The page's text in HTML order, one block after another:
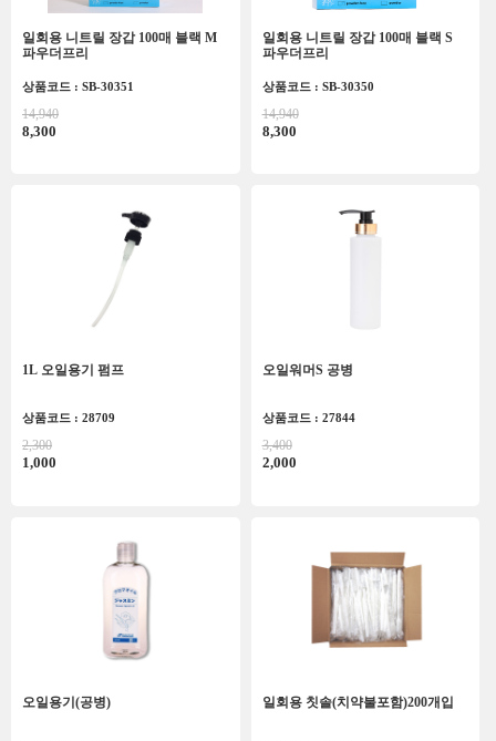
일회용 니트릴 장갑 100매 블랙 M
파우더프리
상품코드 : SB-30351
14,940
8,300
일회용 니트릴 장갑 100매 블랙 S
파우더프리
상품코드 : SB-30350
14,940
8,300
1L 오일용기 펌프
상품코드 : 28709
2,300
1,000
오일워머S 공병
상품코드 : 27844
3,400
2,000
오일용기(공병) 일회용 칫솔(치약불포함)200개입